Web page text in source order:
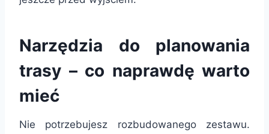
Narzędzia do planowania
trasy – co naprawdę warto
mieć
Nie potrzebujesz rozbudowanego zestawu.